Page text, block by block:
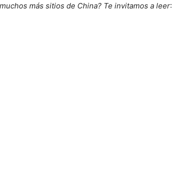
más sitios de China? Te invitamos a leer: